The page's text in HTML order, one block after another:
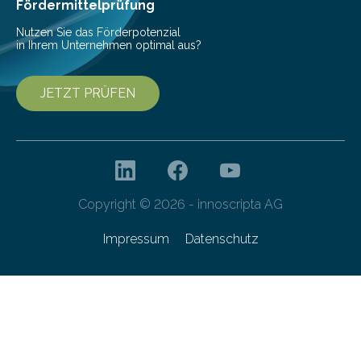
Fördermittelprüfung
Nutzen Sie das Förderpotenzial
in Ihrem Unternehmen optimal aus?
JETZT PRÜFEN
Copyright © 2026 - innoscripta AG
Impressum Datenschutz